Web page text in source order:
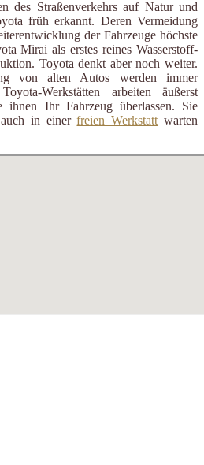
des Straßenverkehrs auf Natur und
früh erkannt. Deren Vermeidung
der Fahrzeuge höchste
Mirai als erstes reines Wasserstoff-
Toyota denkt aber noch weiter.
von alten Autos werden immer
Werkstätten arbeiten äußerst
ihnen Ihr Fahrzeug überlassen. Sie
auch in einerfreien Werkstattwarten